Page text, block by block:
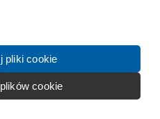
pliki cookie
cookie